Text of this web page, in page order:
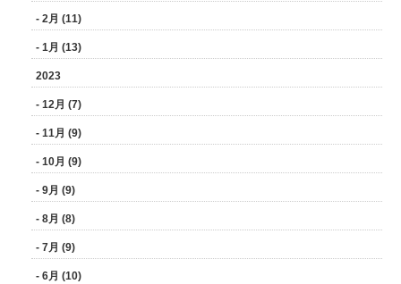
- 2月 (11)
- 1月 (13)
2023
- 12月 (7)
- 11月 (9)
- 10月 (9)
- 9月 (9)
- 8月 (8)
- 7月 (9)
- 6月 (10)